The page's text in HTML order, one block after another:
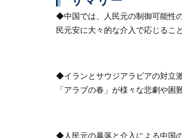
◆中国では、人民元の制御可能性
民元安に大々的な介入で応じるこ
◆イランとサウジアラビアの対立
「アラブの春」が様々な悲劇や
◆人民元の暴落と介入による中国